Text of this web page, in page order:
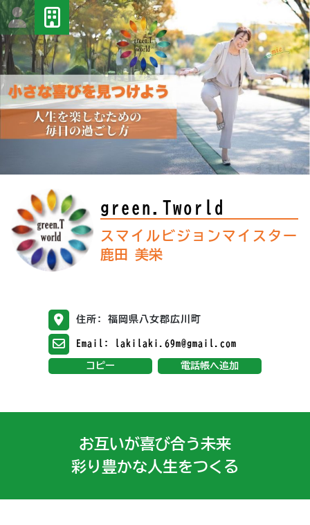
green.Tworld
スマイルビジョンマイスター
鹿田 美栄
住所: 福岡県八女郡広川町
Email: lakilaki.69m@gmail.com
コピー 電話帳へ追加
お互いが喜び合う未来
彩り豊かな人生をつくる